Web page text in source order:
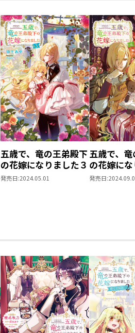
コミックス1巻
花嫁交換騒動
ィシア。一緒
り、彼が心配
に困って、一緒
た！？ 裏で怪
き込まれてし
は、竜神レーヴ
「僕らが必ず
ささやかな幸
ファンタジー！
【コミックス情
「僕が/私があ
相手は冷徹と
気投合！
生きづらさを
のぼのな毎日
だが、この結
やがて彼らを争
五歳で、竜の王弟殿下
の花嫁になりました３
発売日:2024.05.01
五歳で、
の花嫁に
発売日: